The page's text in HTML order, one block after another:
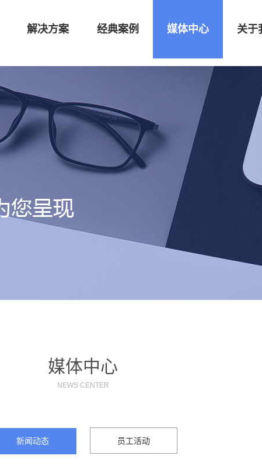
解决方案 经典案例 媒体中心 关于
媒体中心
NEWS CENTER
新闻动态 员工活动